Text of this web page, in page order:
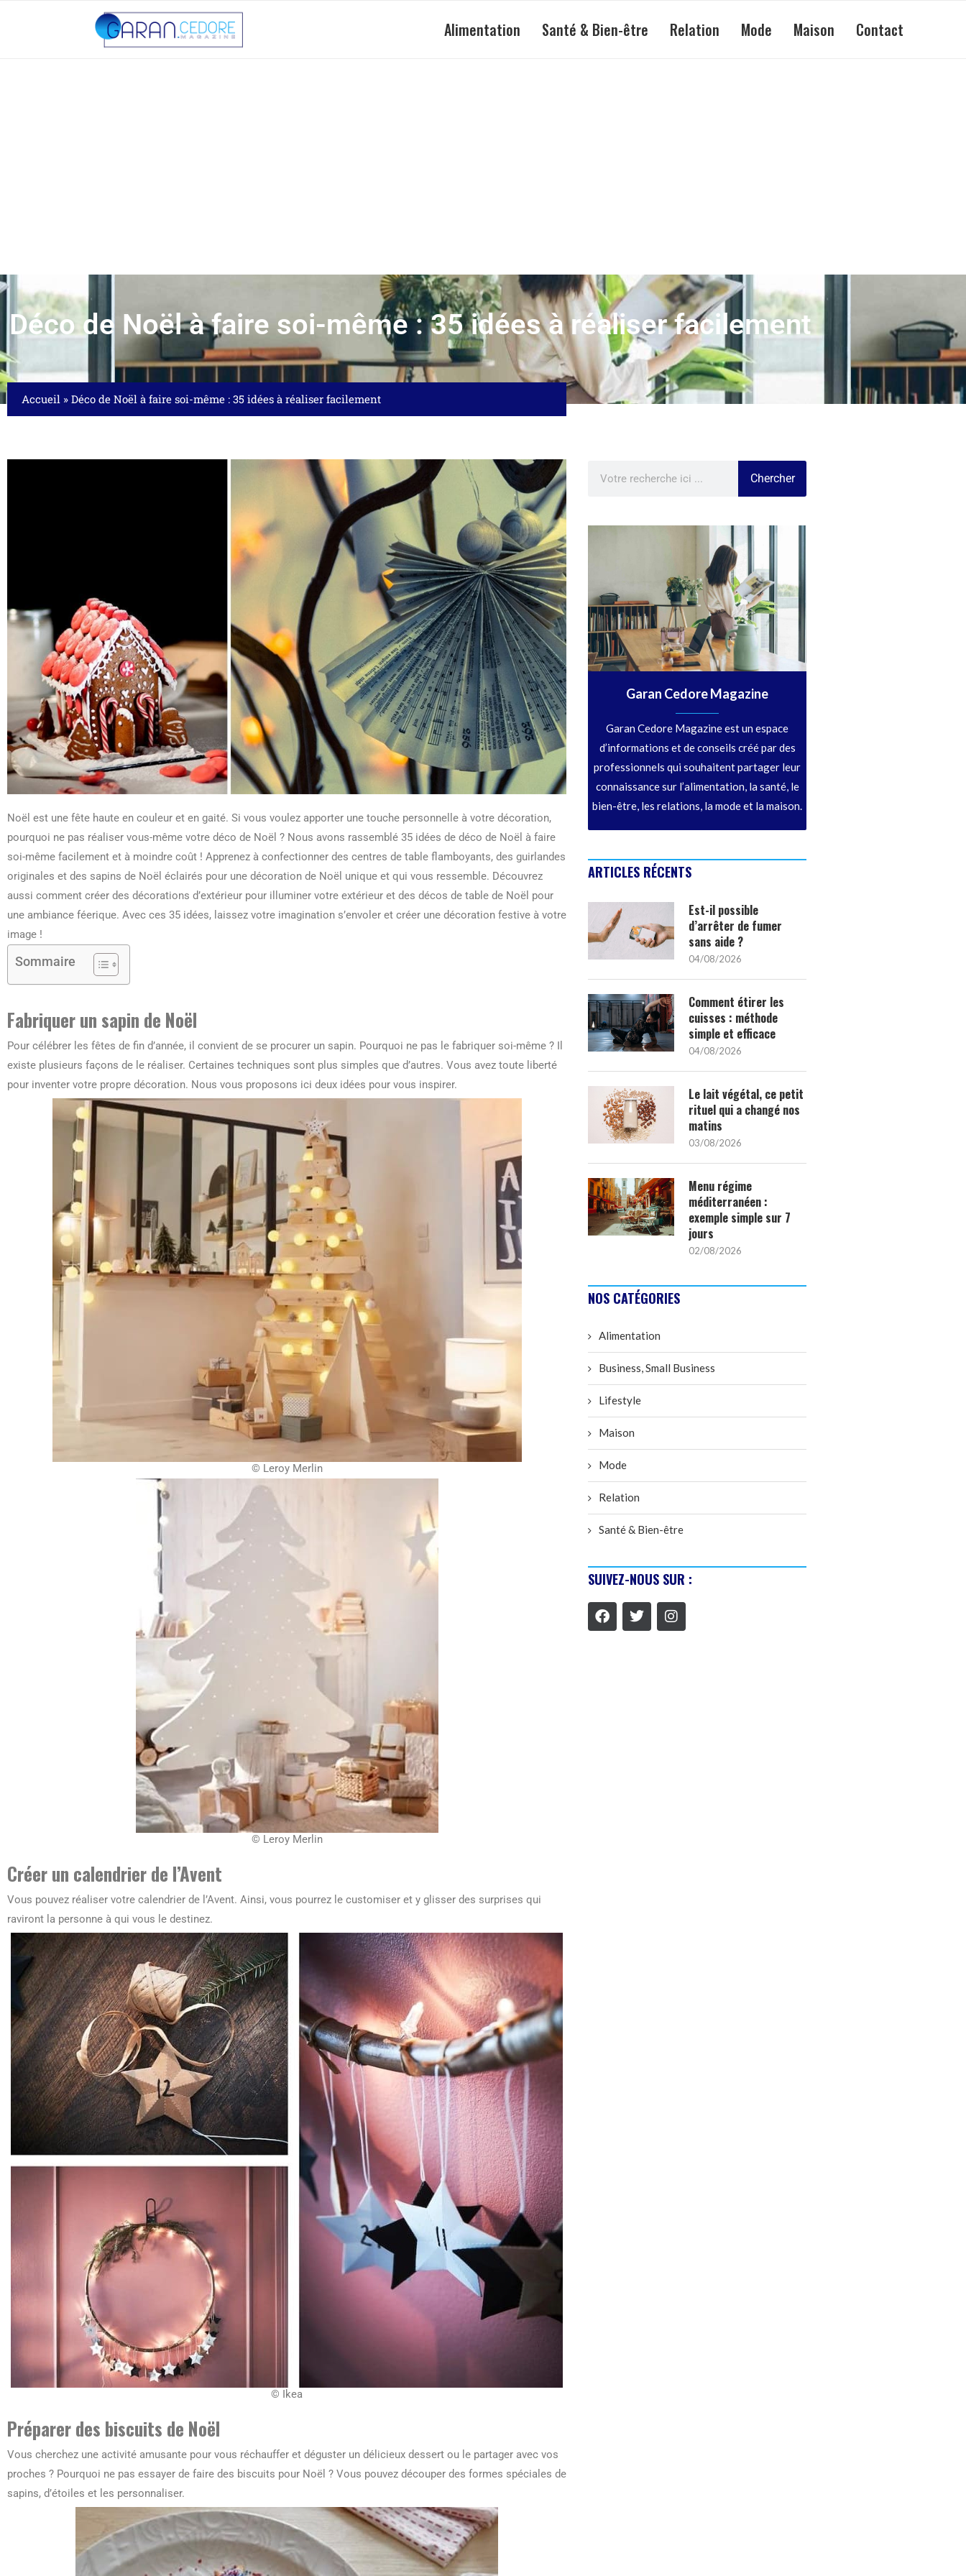
Alimentation Santé & Bien-être Relation Mode Maison Contact
Déco de Noël à faire soi-même : 35 idées à réaliser facilement
Accueil » Déco de Noël à faire soi-même : 35 idées à réaliser facilement
Noël est une fête haute en couleur et en gaité. Si vous voulez apporter une touche personnelle à votre décoration,
pourquoi ne pas réaliser vous-même votre déco de Noël ? Nous avons rassemblé 35 idées de déco de Noël à faire
soi-même facilement et à moindre coût ! Apprenez à confectionner des centres de table flamboyants, des guirlandes
originales et des sapins de Noël éclairés pour une décoration de Noël unique et qui vous ressemble. Découvrez
aussi comment créer des décorations d’extérieur pour illuminer votre extérieur et des décos de table de Noël pour
une ambiance féerique. Avec ces 35 idées, laissez votre imagination s’envoler et créer une décoration festive à votre
image !
Sommaire
Fabriquer un sapin de Noël
Pour célébrer les fêtes de fin d’année, il convient de se procurer un sapin. Pourquoi ne pas le fabriquer soi-même ? Il
existe plusieurs façons de le réaliser. Certaines techniques sont plus simples que d’autres. Vous avez toute liberté
pour inventer votre propre décoration. Nous vous proposons ici deux idées pour vous inspirer.
© Leroy Merlin
© Leroy Merlin
Créer un calendrier de l’Avent
Vous pouvez réaliser votre calendrier de l’Avent. Ainsi, vous pourrez le customiser et y glisser des surprises qui
raviront la personne à qui vous le destinez.
© Ikea
Préparer des biscuits de Noël
Vous cherchez une activité amusante pour vous réchauffer et déguster un délicieux dessert ou le partager avec vos
proches ? Pourquoi ne pas essayer de faire des biscuits pour Noël ? Vous pouvez découper des formes spéciales de
sapins, d’étoiles et les personnaliser.
Chercher
Garan Cedore Magazine
Garan Cedore Magazine est un espace
d’informations et de conseils créé par des
professionnels qui souhaitent partager leur
connaissance sur l’alimentation, la santé, le
bien-être, les relations, la mode et la maison.
ARTICLES RÉCENTS
Est-il possible
d’arrêter de fumer
sans aide ?
04/08/2026
Comment étirer les
cuisses : méthode
simple et efficace
04/08/2026
Le lait végétal, ce petit
rituel qui a changé nos
matins
03/08/2026
Menu régime
méditerranéen :
exemple simple sur 7
jours
02/08/2026
NOS CATÉGORIES
Alimentation
Business, Small Business
Lifestyle
Maison
Mode
Relation
Santé & Bien-être
SUIVEZ-NOUS SUR :